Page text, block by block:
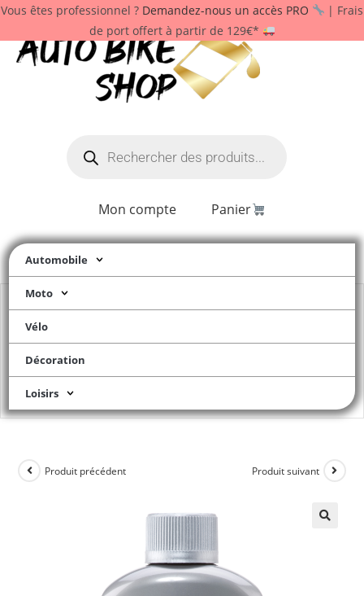
Vous êtes professionnel ? Demandez-nous un accès PRO
| Frais
de port offert à partir de 129€*
Mon compte Panier
Automobile
Moto
Vélo
Décoration
Loisirs
Produit précédent Produit suivant